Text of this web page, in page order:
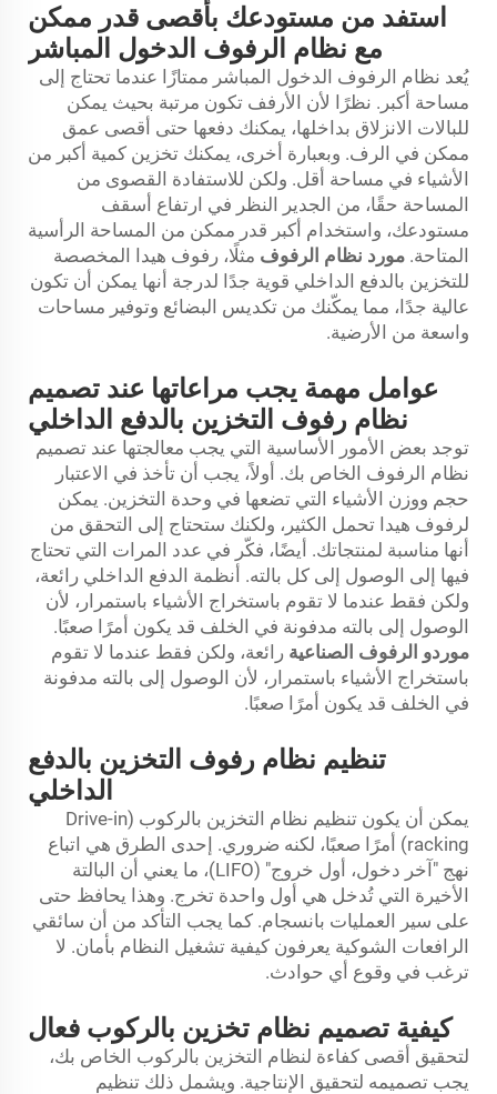
استفد من مستودعك بأقصى قدر ممكن
مع نظام الرفوف الدخول المباشر
يُعد نظام الرفوف الدخول المباشر ممتازًا عندما تحتاج إلى
مساحة أكبر. نظرًا لأن الأرفف تكون مرتبة بحيث يمكن
للبالات الانزلاق بداخلها، يمكنك دفعها حتى أقصى عمق
ممكن في الرف. وبعبارة أخرى، يمكنك تخزين كمية أكبر من
الأشياء في مساحة أقل. ولكن للاستفادة القصوى من
المساحة حقًا، من الجدير النظر في ارتفاع أسقف
مستودعك، واستخدام أكبر قدر ممكن من المساحة الرأسية
المتاحة. مورد نظام الرفوف مثلًا، رفوف هيدا المخصصة
للتخزين بالدفع الداخلي قوية جدًا لدرجة أنها يمكن أن تكون
عالية جدًا، مما يمكّنك من تكديس البضائع وتوفير مساحات
واسعة من الأرضية.
عوامل مهمة يجب مراعاتها عند تصميم
نظام رفوف التخزين بالدفع الداخلي
توجد بعض الأمور الأساسية التي يجب معالجتها عند تصميم
نظام الرفوف الخاص بك. أولاً، يجب أن تأخذ في الاعتبار
حجم ووزن الأشياء التي تضعها في وحدة التخزين. يمكن
لرفوف هيدا تحمل الكثير، ولكنك ستحتاج إلى التحقق من
أنها مناسبة لمنتجاتك. أيضًا، فكّر في عدد المرات التي تحتاج
فيها إلى الوصول إلى كل بالته. أنظمة الدفع الداخلي رائعة،
ولكن فقط عندما لا تقوم باستخراج الأشياء باستمرار، لأن
الوصول إلى بالته مدفونة في الخلف قد يكون أمرًا صعبًا.
موردو الرفوف الصناعية رائعة، ولكن فقط عندما لا تقوم
باستخراج الأشياء باستمرار، لأن الوصول إلى بالته مدفونة
في الخلف قد يكون أمرًا صعبًا.
تنظيم نظام رفوف التخزين بالدفع
الداخلي
يمكن أن يكون تنظيم نظام التخزين بالركوب (Drive-in
racking) أمرًا صعبًا، لكنه ضروري. إحدى الطرق هي اتباع
نهج "آخر دخول، أول خروج" (LIFO)، ما يعني أن البالتة
الأخيرة التي تُدخل هي أول واحدة تخرج. وهذا يحافظ حتى
على سير العمليات بانسجام. كما يجب التأكد من أن سائقي
الرافعات الشوكية يعرفون كيفية تشغيل النظام بأمان. لا
ترغب في وقوع أي حوادث.
كيفية تصميم نظام تخزين بالركوب فعال
لتحقيق أقصى كفاءة لنظام التخزين بالركوب الخاص بك،
يجب تصميمه لتحقيق الإنتاجية. ويشمل ذلك تنظيم